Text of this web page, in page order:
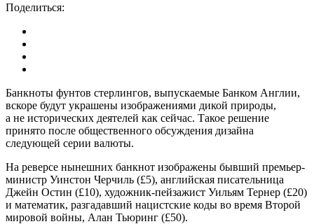
Поделиться:
Банкноты фунтов стерлингов, выпускаемые Банком Англии,
вскоре будут украшены изображениями дикой природы,
а не исторических деятелей как сейчас. Такое решение
принято после общественного обсуждения дизайна
следующей серии валюты.
На реверсе нынешних банкнот изображены бывший премьер-
министр Уинстон Черчиль (£5), английская писательница
Джейн Остин (£10), художник-пейзажист Уильям Тернер (£20)
и математик, разгадавший нацистские коды во время Второй
мировой войны, Алан Тьюринг (£50).